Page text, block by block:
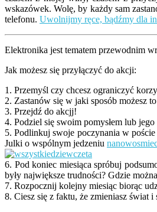
wskazówek. Wolę, by każdy sam
telefonu. Uwolnijmy ręce, bądźmy dla
Elektronika jest tematem przewodnim
Jak możesz się przyłączyć do akcji:
1. Przemyśl czy chcesz ograniczyć
2. Zastanów się w jaki sposób możesz
3. Przejdź do akcjj!
4. Podziel się swoim pomysłem lub
5. Podlinkuj swoje poczynania w
Julki o wspólnym jedzeniu
6. Pod koniec miesiąca spróbuj
były największe trudności? Gdzie
7. Rozpocznij kolejny miesiąc biorąc
8. Ciesz się z faktu, że zmieniasz świat i